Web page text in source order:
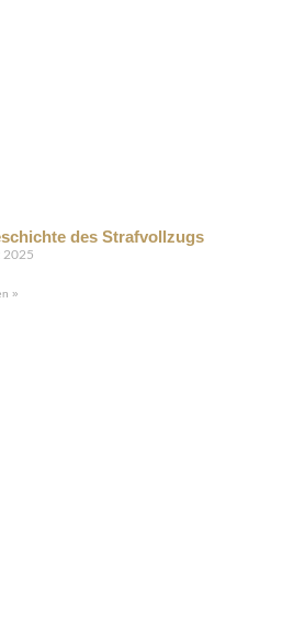
des Strafvollzugs
2025
»